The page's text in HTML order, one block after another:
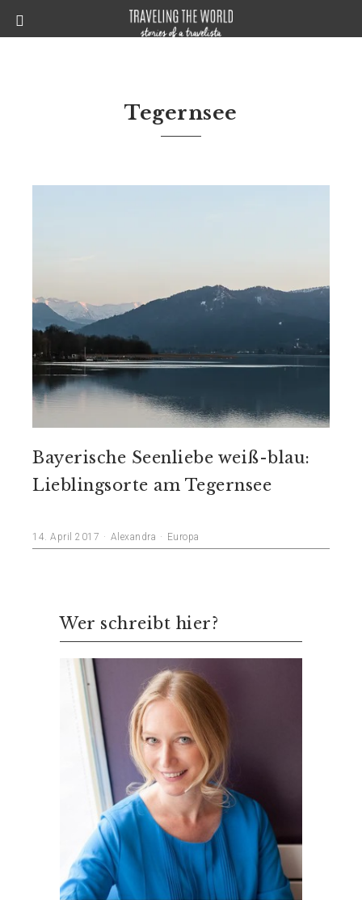
Tegernsee
Bayerische Seenliebe weiß-blau:
Lieblingsorte am Tegernsee
14. April 2017 Alexandra Europa
Wer schreibt hier?